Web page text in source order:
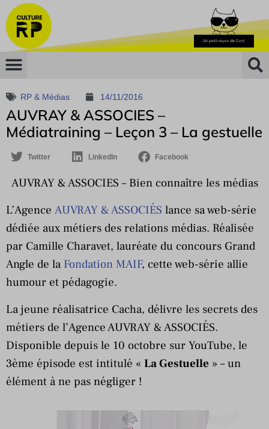
RP & Médias 14/11/2016
AUVRAY & ASSOCIES –
Médiatraining – Leçon 3 – La gestuelle
Twitter LinkedIn Facebook
AUVRAY & ASSOCIES – Bien connaître les médias
L’Agence AUVRAY & ASSOCIÉS lance sa web-série
dédiée aux métiers des relations médias. Réalisée
par Camille Charavet, lauréate du concours Grand
Angle de la Fondation MAIF, cette web-série allie
humour et pédagogie.
La jeune réalisatrice Cacha, délivre les secrets des
métiers de l’Agence AUVRAY & ASSOCIÉS.
Disponible depuis le 10 octobre sur YouTube, le
3ème épisode est intitulé « La Gestuelle » – un
élément à ne pas négliger !